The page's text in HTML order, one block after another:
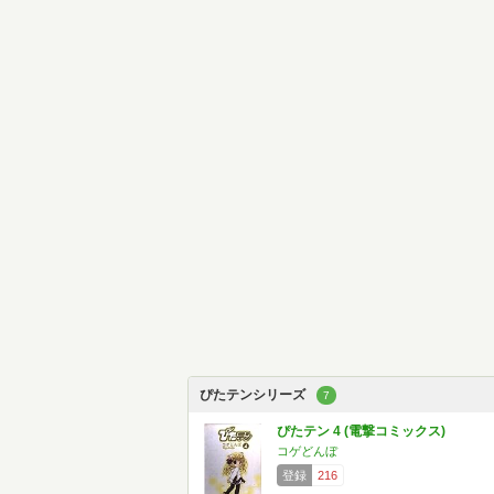
ぴたテンシリーズ 7
ぴたテン 4 (電撃コミックス)
コゲどんぼ
登録
216